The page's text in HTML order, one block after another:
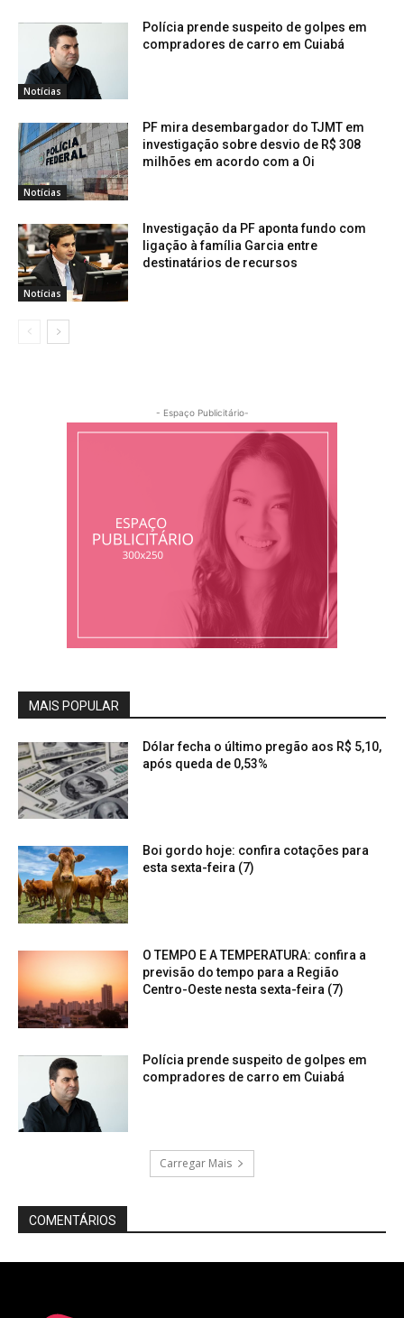
Notícias
Polícia prende suspeito de golpes em
compradores de carro em Cuiabá
Notícias
PF mira desembargador do TJMT em
investigação sobre desvio de R$ 308
milhões em acordo com a Oi
Notícias
Investigação da PF aponta fundo com
ligação à família Garcia entre
destinatários de recursos
- Espaço Publicitário-
MAIS POPULAR
Dólar fecha o último pregão aos R$ 5,10,
após queda de 0,53%
Boi gordo hoje: confira cotações para
esta sexta-feira (7)
O TEMPO E A TEMPERATURA: confira a
previsão do tempo para a Região
Centro-Oeste nesta sexta-feira (7)
Polícia prende suspeito de golpes em
compradores de carro em Cuiabá
Carregar Mais
COMENTÁRIOS